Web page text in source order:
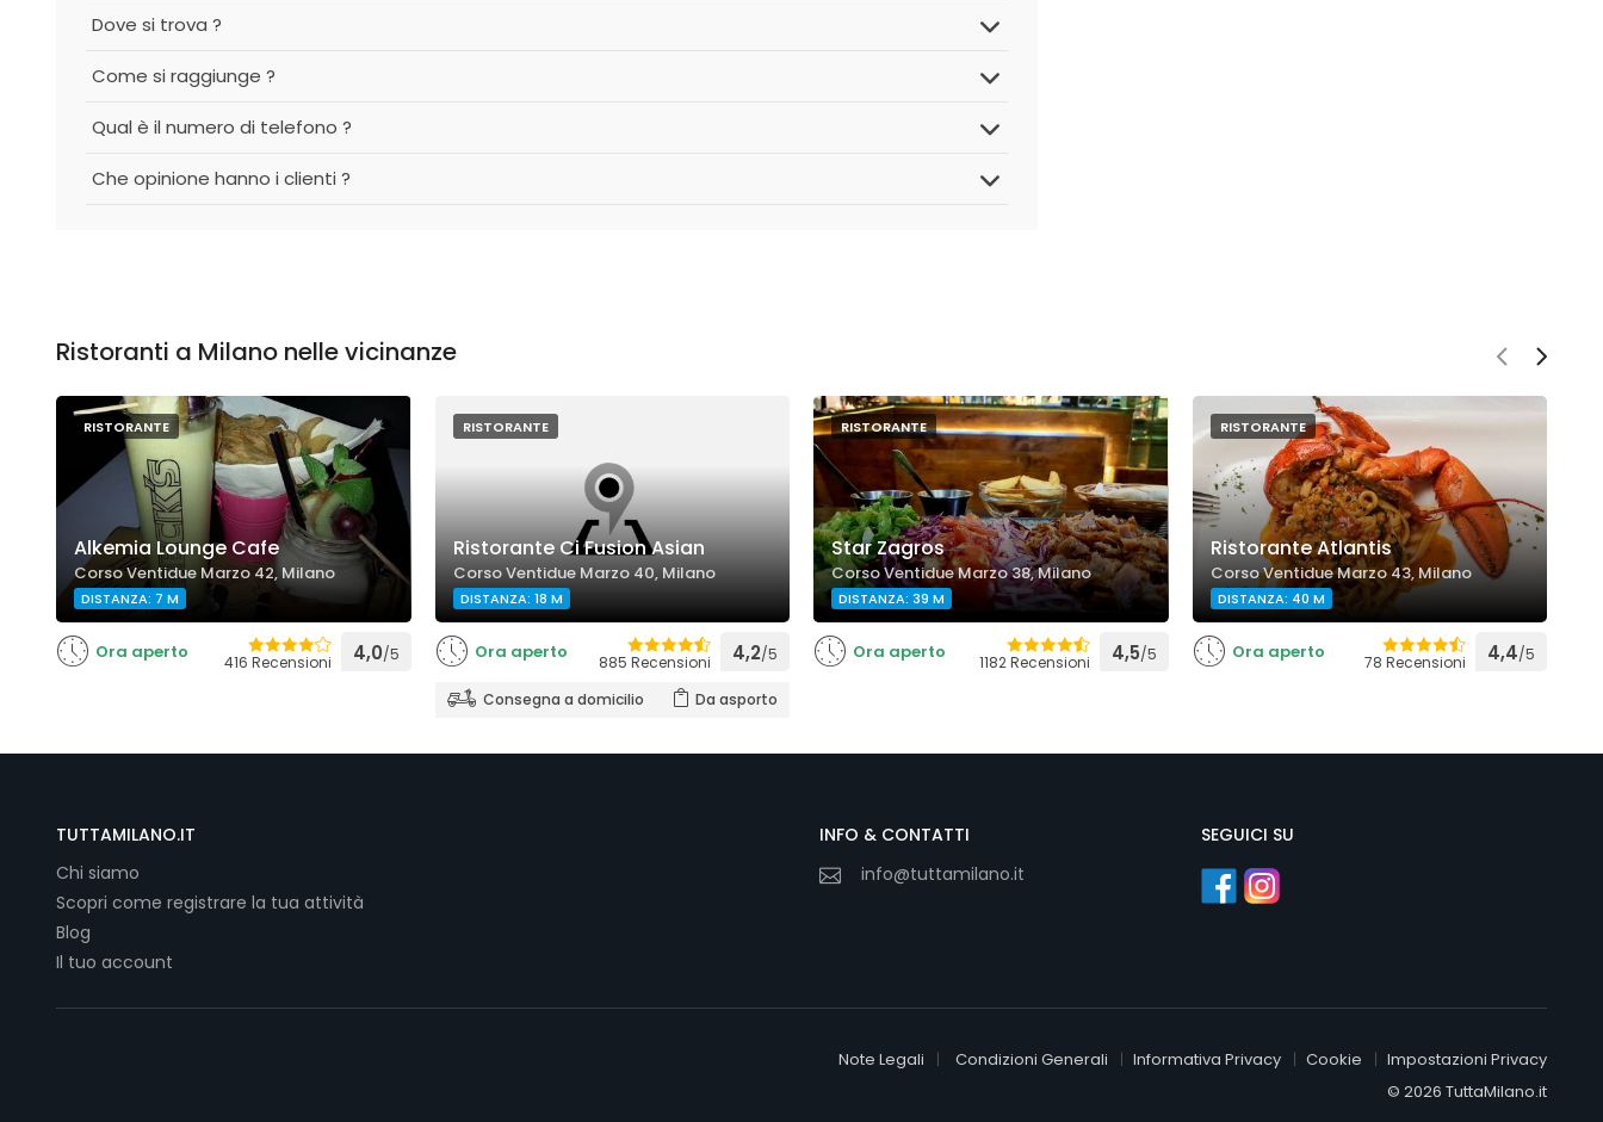
Dove si trova ?
Come si raggiunge ?
Qual è il numero di telefono ?
Che opinione hanno i clienti ?
Ristoranti a Milano nelle vicinanze
RISTORANTE
Alkemia Lounge Cafe
Corso Ventidue Marzo 42, Milano
DISTANZA: 7 M
Ora aperto 416 Recensioni 4,0/5
RISTORANTE
Ristorante Ci Fusion Asian
Corso Ventidue Marzo 40, Milano
DISTANZA: 18 M
Ora aperto 885 Recensioni 4,2/5
Consegna a domicilio Da asporto
RISTORANTE
Star Zagros
Corso Ventidue Marzo 38, Milano
DISTANZA: 39 M
Ora aperto 1182 Recensioni 4,5/5
RISTORANTE
Ristorante Atlantis
Corso Ventidue Marzo 43, Milano
DISTANZA: 40 M
Ora aperto 78 Recensioni 4,4/5
TUTTAMILANO.IT
Chi siamo
Scopri come registrare la tua attività
Blog
Il tuo account
INFO & CONTATTI
info@tuttamilano.it
SEGUICI SU
Note Legali Condizioni Generali Informativa Privacy Cookie
Impostazioni Privacy
© 2026 TuttaMilano.it